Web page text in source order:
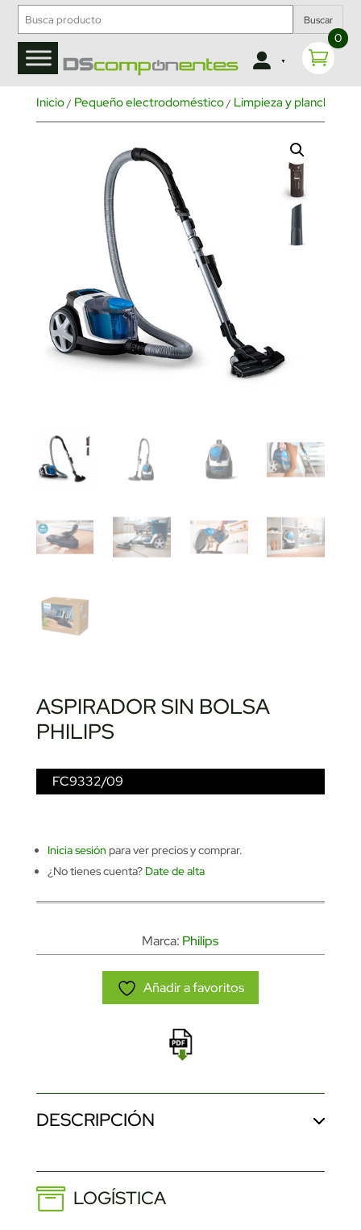
Buscar
0
Inicio/ Pequeño electrodoméstico/ Limpieza y planchado
ASPIRADOR SIN BOLSA
PHILIPS
FC9332/09
Inicia sesión para ver precios y comprar.
¿No tienes cuenta? Date de alta
Marca: Philips
Añadir a favoritos
DESCRIPCIÓN
LOGÍSTICA